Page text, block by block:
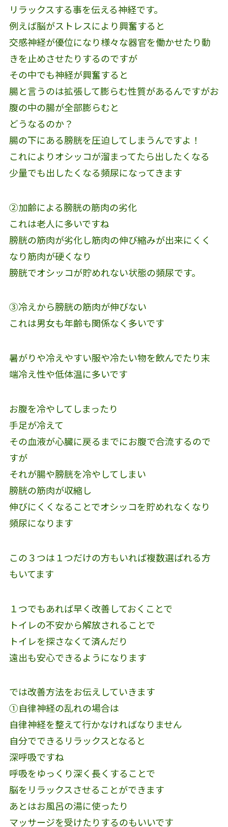
リラックスする事を伝える神経です。
例えば脳がストレスにより興奮すると
交感神経が優位になり様々な器官を働かせたり動
きを止めさせたりするのですが
その中でも神経が興奮すると
腸と言うのは拡張して膨らむ性質があるんですがお
腹の中の腸が全部膨らむと
どうなるのか？
腸の下にある膀胱を圧迫してしまうんですよ！
これによりオシッコが溜まってたら出したくなる
少量でも出したくなる頻尿になってきます
②加齢による膀胱の筋肉の劣化
これは老人に多いですね
膀胱の筋肉が劣化し筋肉の伸び縮みが出来にくく
なり筋肉が硬くなり
膀胱でオシッコが貯めれない状態の頻尿です。
③冷えから膀胱の筋肉が伸びない
これは男女も年齢も関係なく多いです
暑がりや冷えやすい服や冷たい物を飲んでたり末
端冷え性や低体温に多いです
お腹を冷やしてしまったり
手足が冷えて
その血液が心臓に戻るまでにお腹で合流するので
すが
それが腸や膀胱を冷やしてしまい
膀胱の筋肉が収縮し
伸びにくくなることでオシッコを貯めれなくなり
頻尿になります
この３つは１つだけの方もいれば複数選ばれる方
もいてます
１つでもあれば早く改善しておくことで
トイレの不安から解放されることで
トイレを探さなくて済んだり
遠出も安心できるようになります
では改善方法をお伝えしていきます
①自律神経の乱れの場合は
自律神経を整えて行かなければなりません
自分でできるリラックスとなると
深呼吸ですね
呼吸をゆっくり深く長くすることで
脳をリラックスさせることができます
あとはお風呂の湯に使ったり
マッサージを受けたりするのもいいです